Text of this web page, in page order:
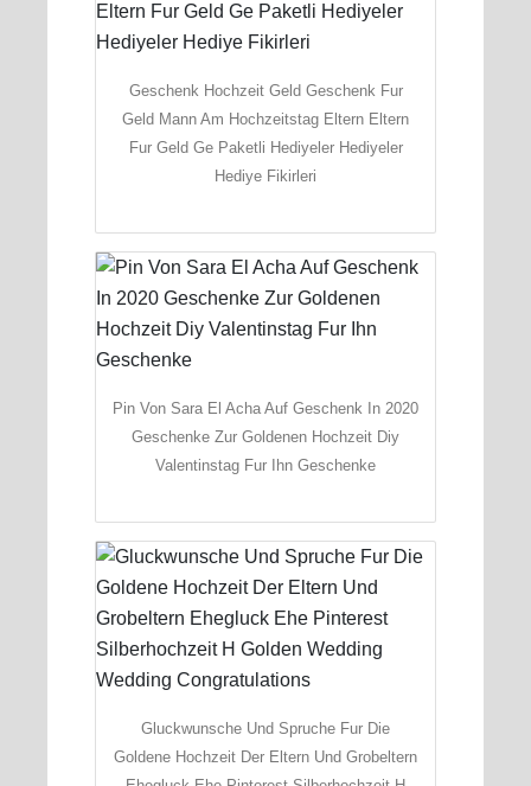
Geschenk Hochzeit Geld Geschenk Fur
Geld Mann Am Hochzeitstag Eltern Eltern
Fur Geld Ge Paketli Hediyeler Hediyeler
Hediye Fikirleri
Pin Von Sara El Acha Auf Geschenk In 2020
Geschenke Zur Goldenen Hochzeit Diy
Valentinstag Fur Ihn Geschenke
Gluckwunsche Und Spruche Fur Die
Goldene Hochzeit Der Eltern Und Grobeltern